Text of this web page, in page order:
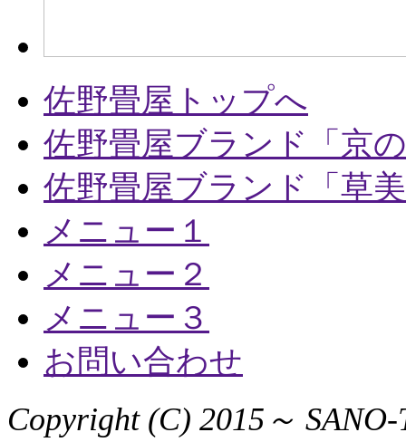
佐野畳屋トップへ
佐野畳屋ブランド「京
佐野畳屋ブランド「草
メニュー１
メニュー２
メニュー３
お問い合わせ
Copyright (C) 2015～